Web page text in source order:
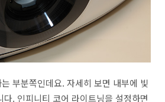
부분쪽인데요. 자세히 보면 내부에 빛
. 인피니티 코어 라이트닝을 설정하면